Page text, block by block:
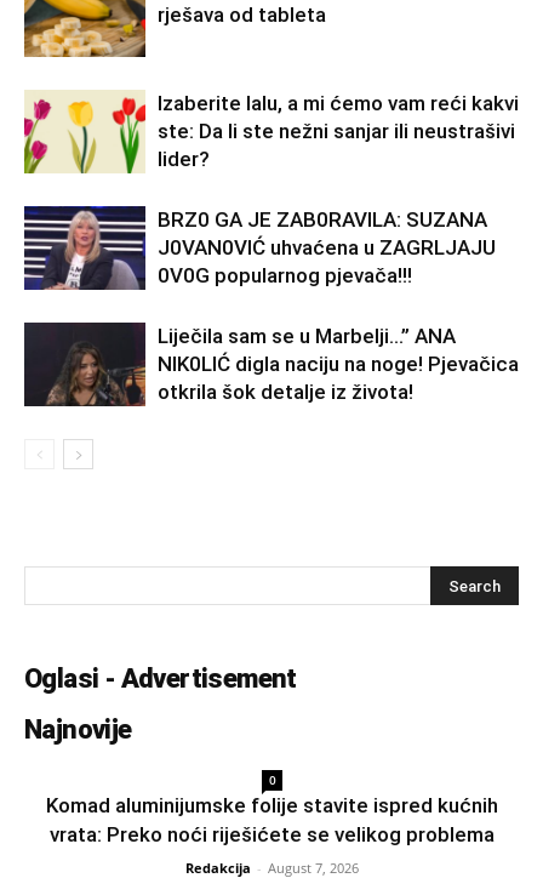
rješava od tableta
Izaberite lalu, a mi ćemo vam reći kakvi
ste: Da li ste nežni sanjar ili neustrašivi
lider?
BRZ0 GA JE ZAB0RAVlLA: SUZANA
J0VAN0VIĆ uhvaćena u ZAGRLJAJU
0V0G popularnog pjevača!!!
Liječila sam se u Marbelji…” ANA
NlK0LlĆ digla naciju na noge! Pjevačica
otkrila šok detalje iz života!
Oglasi - Advertisement
Najnovije
0
Komad aluminijumske folije stavite ispred kućnih
vrata: Preko noći riješićete se velikog problema
Redakcija - August 7, 2026